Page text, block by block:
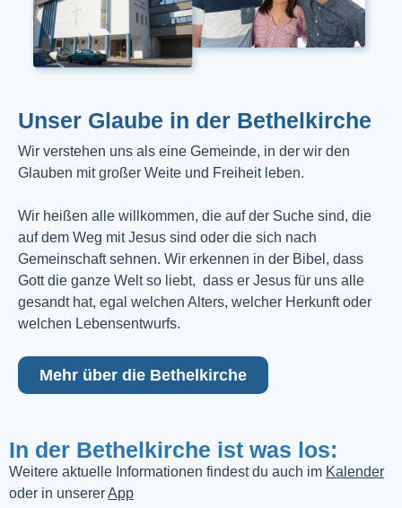
Unser Glaube in der Bethelkirche
Wir verstehen uns als eine Gemeinde, in der wir den
Glauben mit großer Weite und Freiheit leben.
Wir heißen alle willkommen, die auf der Suche sind, die
auf dem Weg mit Jesus sind oder die sich nach
Gemeinschaft sehnen. Wir erkennen in der Bibel, dass
Gott die ganze Welt so liebt, dass er Jesus für uns alle
gesandt hat, egal welchen Alters, welcher Herkunft oder
welchen Lebensentwurfs.
Mehr über die Bethelkirche
In der Bethelkirche ist was los:
Weitere aktuelle Informationen findest du auch im Kalender
oder in unsererApp